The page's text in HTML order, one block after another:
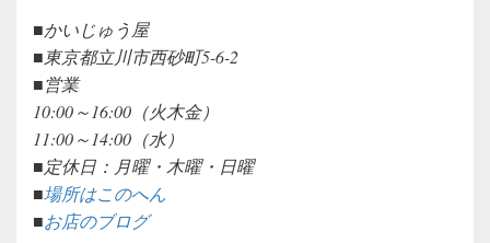
■かいじゅう屋
■東京都立川市西砂町5-6-2
■営業
10:00～16:00（火木金）
11:00～14:00（水）
■定休日：月曜・木曜・日曜
■場所はこのへん
■お店のブログ